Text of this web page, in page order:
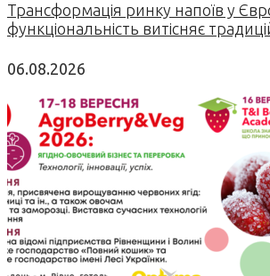
Трансформація ринку напоїв у
функціональність витісняє
06.08.2026